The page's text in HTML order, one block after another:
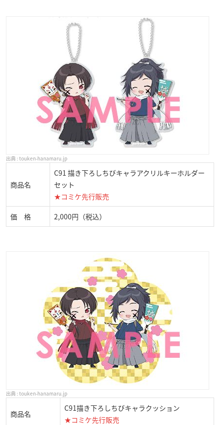
touken-hanamaru.jp
商品名
C91 描き下ろしちびキャラアクリルキーホルダー
セット
★コミケ先行販売
価 格 2,000円（税込）
touken-hanamaru.jp
商品名
C91描き下ろしちびキャラクッション
★コミケ先行販売